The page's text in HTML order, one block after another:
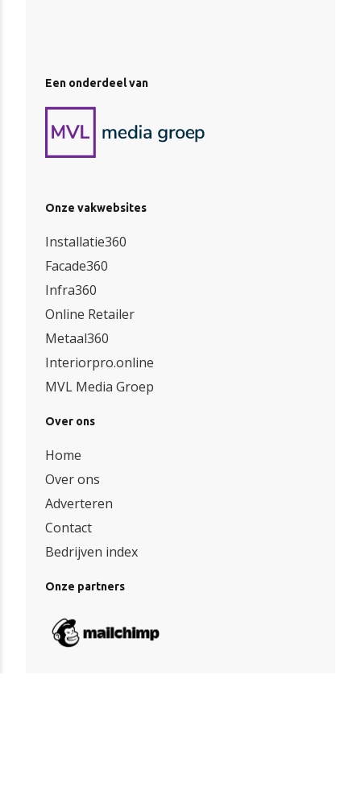
Een onderdeel van
Onze vakwebsites
Installatie360
Facade360
Infra360
Online Retailer
Metaal360
Interiorpro.online
MVL Media Groep
Over ons
Home
Over ons
Adverteren
Contact
Bedrijven index
Onze partners